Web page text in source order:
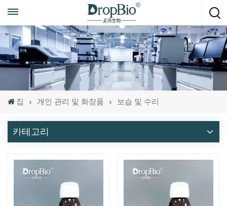
언제든지 전화하세요
+86 15951008670
집 개인 관리 및 화장품 보습 및 수리
카테고리